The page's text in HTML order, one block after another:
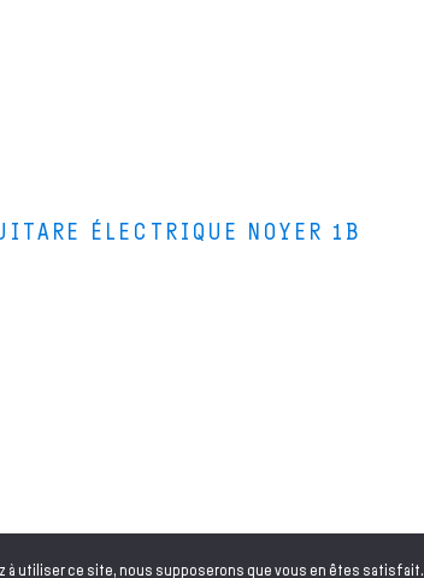
ÉLECTRIQUE NOYER 1B
à utiliser ce site, nous supposerons que vous en êtes satisfait.